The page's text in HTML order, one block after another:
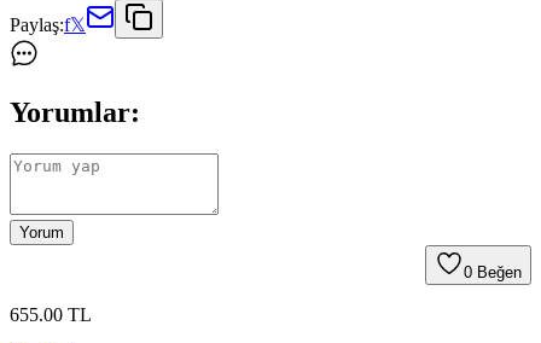
Paylaş:f𝕏
Yorumlar:
Yorum
0 Beğen
655.00 TL